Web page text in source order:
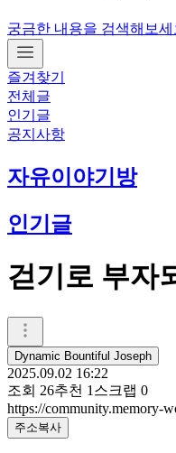
궁금한 내용을 검색해보세
즐겨찾기
전체글
인기글
공지사항
자유이야기방
인기글
걷기로 부자
Dynamic Bountiful Joseph
2025.09.02 16:22
조회 26추천 1 스크랩 0
https://community.memory-
주소복사